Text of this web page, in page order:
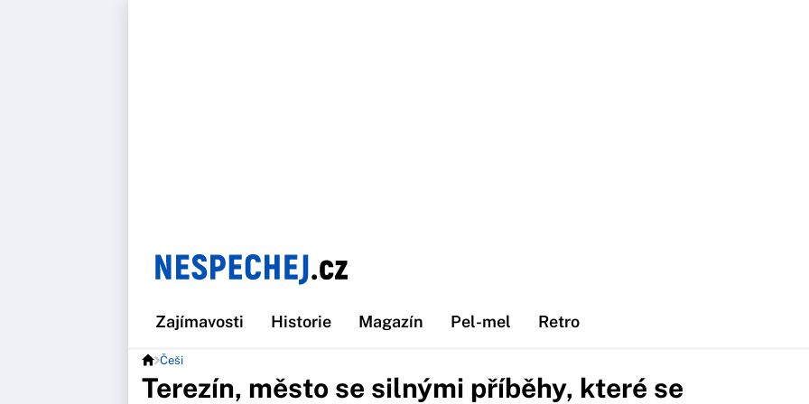
Zajímavosti Historie Magazín Pel-mel Retro
Češi
Terezín, město se silnými příběhy, které se